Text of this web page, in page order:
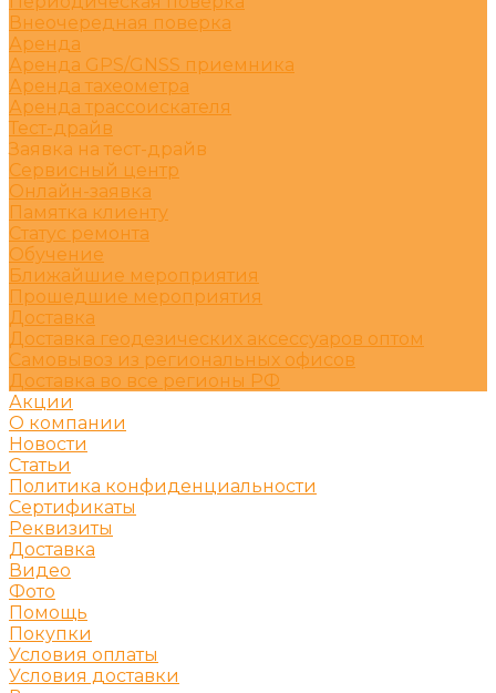
Внеочередная поверка
Аренда
Аренда GPS/GNSS приемника
Аренда тахеометра
Аренда трассоискателя
Тест-драйв
Заявка на тест-драйв
Сервисный центр
Онлайн-заявка
Памятка клиенту
Статус ремонта
Обучение
Ближайшие мероприятия
Прошедшие мероприятия
Доставка
Доставка геодезических аксессуаров оптом
Самовывоз из региональных офисов
Доставка во все регионы РФ
Акции
О компании
Новости
Статьи
Политика конфиденциальности
Сертификаты
Реквизиты
Доставка
Видео
Фото
Помощь
Покупки
Условия оплаты
Условия доставки